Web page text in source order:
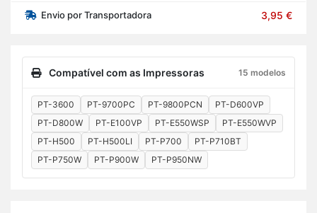
Envio por Transportadora 3,95 €
Compatível com as Impressoras 15 modelos
PT-3600 PT-9700PC PT-9800PCN
PT-D600VP
PT-D800W
PT-E100VP PT-E550WSP
PT-E550WVP
PT-H500
PT-H500LI PT-P700
PT-P710BT
PT-P750W
PT-P900W PT-P950NW